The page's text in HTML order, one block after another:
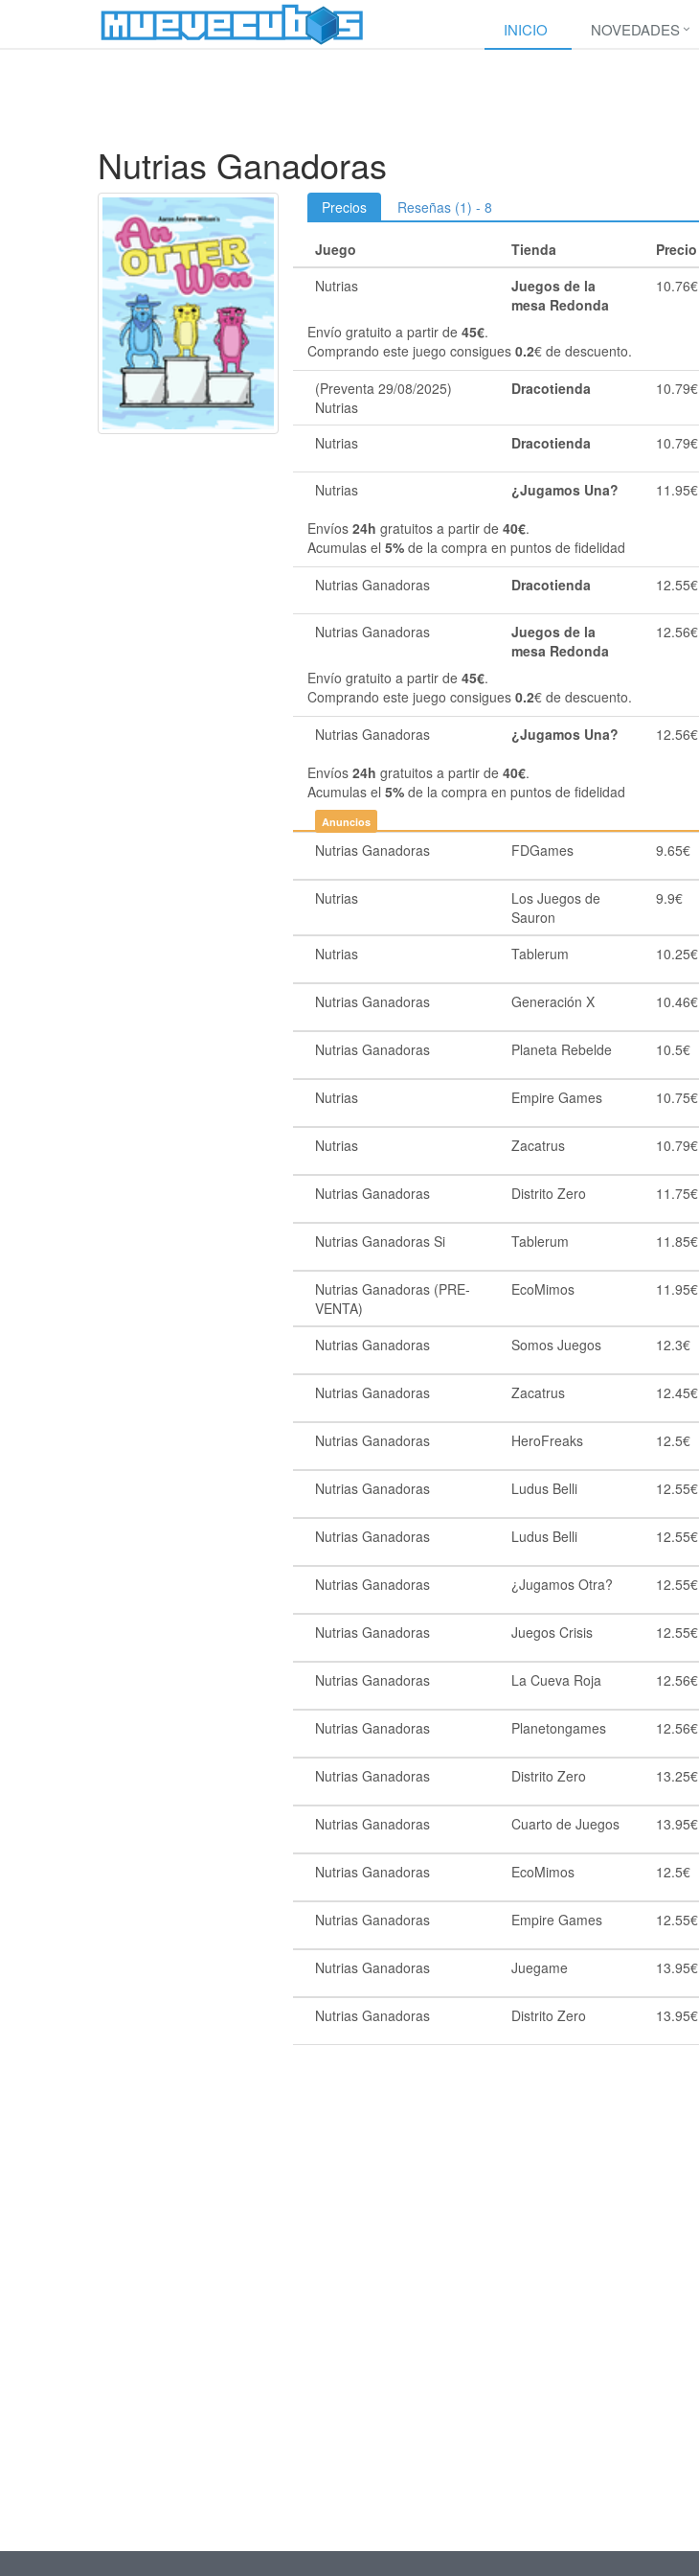
INICIO NOVEDADES
Nutrias Ganadoras
Precios Reseñas (1) - 8
Juego Tienda Precio
Nutrias
Juegos de la
mesa Redonda
10.76€
Envío gratuito a partir de45€.
Comprando este juego consigues0.2€ de descuento.
(Preventa 29/08/2025)
Nutrias
Dracotienda 10.79€
Nutrias Dracotienda 10.79€
Nutrias ¿Jugamos Una? 11.95€
Envíos24h gratuitos a partir de40€.
Acumulas el5% de la compra en puntos de fidelidad
Nutrias Ganadoras
Dracotienda 12.55€
Nutrias Ganadoras
Juegos de la
mesa Redonda
12.56€
Envío gratuito a partir de45€.
Comprando este juego consigues0.2€ de descuento.
Nutrias Ganadoras
¿Jugamos Una? 12.56€
Envíos24h gratuitos a partir de40€.
Acumulas el5% de la compra en puntos de fidelidad
Anuncios
Nutrias Ganadoras FDGames 9.65€
Nutrias
Los Juegos de
Sauron
9.9€
Nutrias Tablerum 10.25€
Nutrias Ganadoras Generación X 10.46€
Nutrias Ganadoras Planeta Rebelde 10.5€
Nutrias Empire Games 10.75€
Nutrias Zacatrus 10.79€
Nutrias Ganadoras Distrito Zero 11.75€
Nutrias Ganadoras Si Tablerum 11.85€
Nutrias Ganadoras (PRE-
VENTA)
EcoMimos 11.95€
Nutrias Ganadoras Somos Juegos 12.3€
Nutrias Ganadoras Zacatrus 12.45€
Nutrias Ganadoras HeroFreaks 12.5€
Nutrias Ganadoras Ludus Belli 12.55€
Nutrias Ganadoras Ludus Belli 12.55€
Nutrias Ganadoras ¿Jugamos Otra? 12.55€
Nutrias Ganadoras Juegos Crisis 12.55€
Nutrias Ganadoras La Cueva Roja 12.56€
Nutrias Ganadoras Planetongames 12.56€
Nutrias Ganadoras Distrito Zero 13.25€
Nutrias Ganadoras Cuarto de Juegos 13.95€
Nutrias Ganadoras EcoMimos 12.5€
Nutrias Ganadoras Empire Games 12.55€
Nutrias Ganadoras Juegame 13.95€
Nutrias Ganadoras Distrito Zero 13.95€